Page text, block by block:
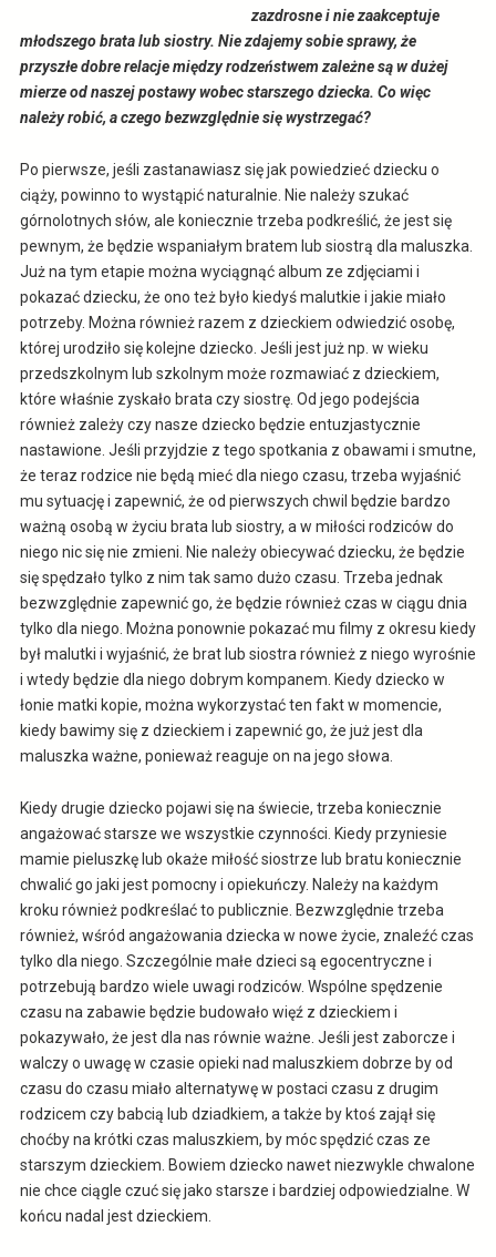
zazdrosne i nie zaakceptuje
młodszego brata lub siostry. Nie zdajemy sobie sprawy, że
przyszłe dobre relacje między rodzeństwem zależne są w dużej
mierze od naszej postawy wobec starszego dziecka. Co więc
należy robić, a czego bezwzględnie się wystrzegać?
Po pierwsze, jeśli zastanawiasz się jak powiedzieć dziecku o
ciąży, powinno to wystąpić naturalnie. Nie należy szukać
górnolotnych słów, ale koniecznie trzeba podkreślić, że jest się
pewnym, że będzie wspaniałym bratem lub siostrą dla maluszka.
Już na tym etapie można wyciągnąć album ze zdjęciami i
pokazać dziecku, że ono też było kiedyś malutkie i jakie miało
potrzeby. Można również razem z dzieckiem odwiedzić osobę,
której urodziło się kolejne dziecko. Jeśli jest już np. w wieku
przedszkolnym lub szkolnym może rozmawiać z dzieckiem,
które właśnie zyskało brata czy siostrę. Od jego podejścia
również zależy czy nasze dziecko będzie entuzjastycznie
nastawione. Jeśli przyjdzie z tego spotkania z obawami i smutne,
że teraz rodzice nie będą mieć dla niego czasu, trzeba wyjaśnić
mu sytuację i zapewnić, że od pierwszych chwil będzie bardzo
ważną osobą w życiu brata lub siostry, a w miłości rodziców do
niego nic się nie zmieni. Nie należy obiecywać dziecku, że będzie
się spędzało tylko z nim tak samo dużo czasu. Trzeba jednak
bezwzględnie zapewnić go, że będzie również czas w ciągu dnia
tylko dla niego. Można ponownie pokazać mu filmy z okresu kiedy
był malutki i wyjaśnić, że brat lub siostra również z niego wyrośnie
i wtedy będzie dla niego dobrym kompanem. Kiedy dziecko w
łonie matki kopie, można wykorzystać ten fakt w momencie,
kiedy bawimy się z dzieckiem i zapewnić go, że już jest dla
maluszka ważne, ponieważ reaguje on na jego słowa.
Kiedy drugie dziecko pojawi się na świecie, trzeba koniecznie
angażować starsze we wszystkie czynności. Kiedy przyniesie
mamie pieluszkę lub okaże miłość siostrze lub bratu koniecznie
chwalić go jaki jest pomocny i opiekuńczy. Należy na każdym
kroku również podkreślać to publicznie. Bezwzględnie trzeba
również, wśród angażowania dziecka w nowe życie, znaleźć czas
tylko dla niego. Szczególnie małe dzieci są egocentryczne i
potrzebują bardzo wiele uwagi rodziców. Wspólne spędzenie
czasu na zabawie będzie budowało więź z dzieckiem i
pokazywało, że jest dla nas równie ważne. Jeśli jest zaborcze i
walczy o uwagę w czasie opieki nad maluszkiem dobrze by od
czasu do czasu miało alternatywę w postaci czasu z drugim
rodzicem czy babcią lub dziadkiem, a także by ktoś zajął się
choćby na krótki czas maluszkiem, by móc spędzić czas ze
starszym dzieckiem. Bowiem dziecko nawet niezwykle chwalone
nie chce ciągle czuć się jako starsze i bardziej odpowiedzialne. W
końcu nadal jest dzieckiem.